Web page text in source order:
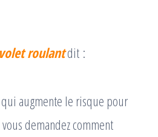
roulantdit :
augmente le risque pour
demandez comment